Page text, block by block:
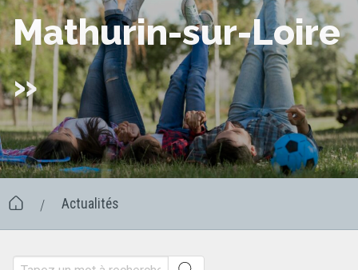
Mathurin-sur-Loire
»
/ Actualités